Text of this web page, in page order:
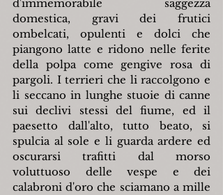
d'immemorabile saggezza
domestica, gravi dei frutici
ombelcati, opulenti e dolci che
piangono latte e ridono nelle ferite
della polpa come gengive rosa di
pargoli. I terrieri che li raccolgono e
li seccano in lunghe stuoie di canne
sui declivi stessi del fiume, ed il
paesetto dall'alto, tutto beato, si
spulcia al sole e li guarda ardere ed
oscurarsi trafitti dal morso
voluttuoso delle vespe e dei
calabroni d'oro che sciamano a mille